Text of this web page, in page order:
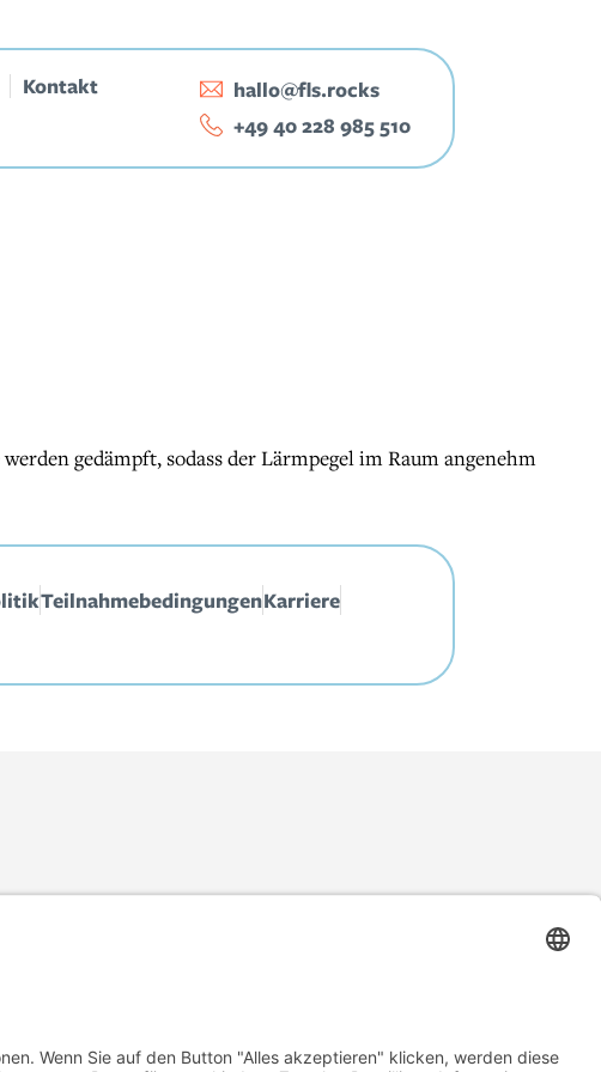
Kontakt
hallo@fls.rocks
‭+49 40 228 985 510‬
gedämpft, sodass der Lärmpegel im Raum angenehm
TeilnahmebedingungenKarriere